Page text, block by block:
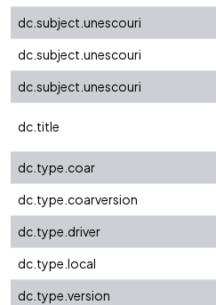
dc.subject.unescouri
dc.subject.unescouri
dc.subject.unescouri
dc.title
dc.type.coar
dc.type.coarversion
dc.type.driver
dc.type.local
dc.type.version